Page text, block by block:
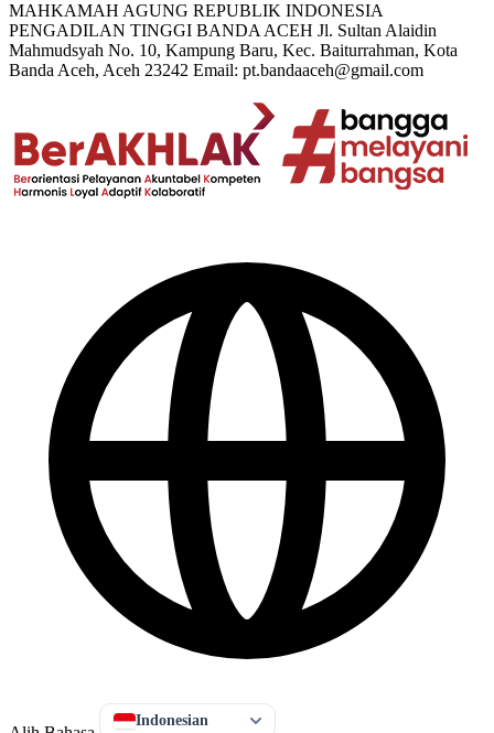
MAHKAMAH AGUNG REPUBLIK INDONESIA
PENGADILAN TINGGI BANDA ACEH Jl. Sultan Alaidin
Mahmudsyah No. 10, Kampung Baru, Kec. Baiturrahman, Kota
Banda Aceh, Aceh 23242 Email: pt.bandaaceh@gmail.com
Indonesian